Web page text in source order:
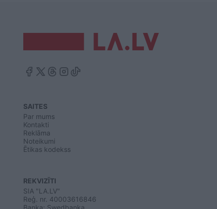
SAITES
Par mums
Kontakti
Reklāma
Noteikumi
Ētikas kodekss
REKVIZĪTI
SIA "LA.LV"
Reģ. nr. 40003616846